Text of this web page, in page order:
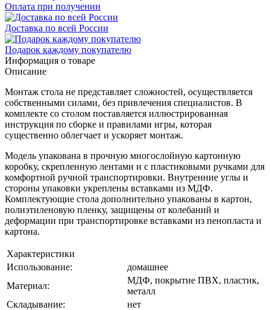
Оплата при получении
Доставка по всей России
Подарок каждому покупателю
Информация о товаре
Описание
Монтаж стола не представляет сложностей, осуществляется
собственными силами, без привлечения специалистов. В
комплекте со столом поставляется иллюстрированная
инструкция по сборке и правилами игры, которая
существенно облегчает и ускоряет монтаж.
Модель упакована в прочную многослойную картонную
коробку, скрепленную лентами и с пластиковыми ручками для
комфортной ручной транспортировки. Внутренние углы и
стороны упаковки укреплены вставками из МДФ.
Комплектующие стола дополнительно упакованы в картон,
полиэтиленовую пленку, защищены от колебаний и
деформации при транспортировке вставками из пенопласта и
картона.
Характеристики
Использование:
домашнее
Материал:
МДФ, покрытие ПВХ, пластик,
металл
Складывание:
нет